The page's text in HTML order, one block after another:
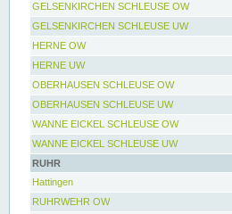
GELSENKIRCHEN SCHLEUSE OW
GELSENKIRCHEN SCHLEUSE UW
HERNE OW
HERNE UW
OBERHAUSEN SCHLEUSE OW
OBERHAUSEN SCHLEUSE UW
WANNE EICKEL SCHLEUSE OW
WANNE EICKEL SCHLEUSE UW
RUHR
Hattingen
RUHRWEHR OW